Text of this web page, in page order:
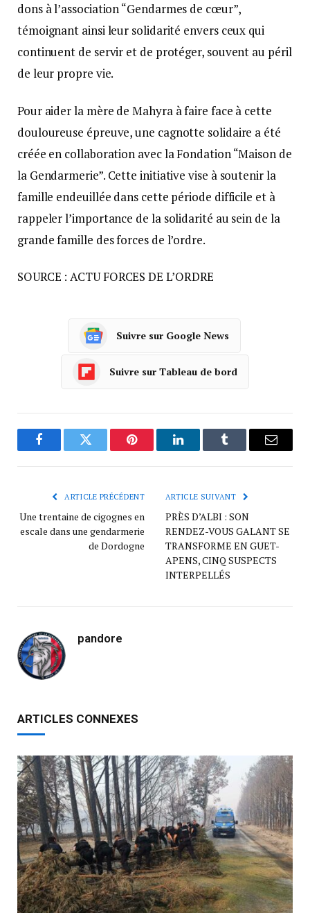
dons à l’association “Gendarmes de cœur”,
témoignant ainsi leur solidarité envers ceux qui
continuent de servir et de protéger, souvent au péril
de leur propre vie.
Pour aider la mère de Mahyra à faire face à cette
douloureuse épreuve, une cagnotte solidaire a été
créée en collaboration avec la Fondation “Maison de
la Gendarmerie”. Cette initiative vise à soutenir la
famille endeuillée dans cette période difficile et à
rappeler l’importance de la solidarité au sein de la
grande famille des forces de l’ordre.
SOURCE : ACTU FORCES DE L’ORDRE
Suivre sur Google News
Suivre sur Tableau de bord
FacebookTwitter Pinterest LinkedInTumblr
ARTICLE PRÉCÉDENT
Une trentaine de cigognes en
escale dans une gendarmerie
de Dordogne
ARTICLE SUIVANT
PRÈS D’ALBI : SON
RENDEZ-VOUS GALANT SE
TRANSFORME EN GUET-
APENS, CINQ SUSPECTS
INTERPELLÉS
pandore
ARTICLES CONNEXES